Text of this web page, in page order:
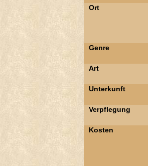
Ort
Genre
Art
Unterkunft
Verpflegung
Kosten